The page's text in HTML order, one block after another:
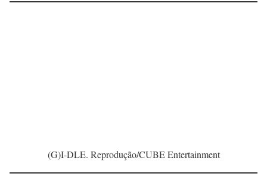
(G)I-DLE. Reprodução/CUBE Entertainment